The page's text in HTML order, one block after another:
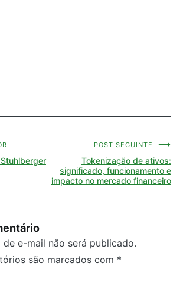
POST SEGUINTE
Tokenização de ativos:
significado, funcionamento e
impacto no mercado financeiro
de e-mail não será publicado.
são marcados com *